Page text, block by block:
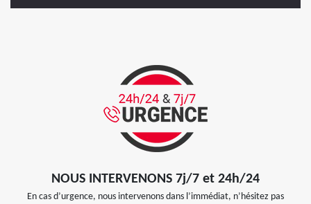
NOUS INTERVENONS 7j/7 et 24h/24
En cas d’urgence, nous intervenons dans l’immédiat, n’hésitez pas